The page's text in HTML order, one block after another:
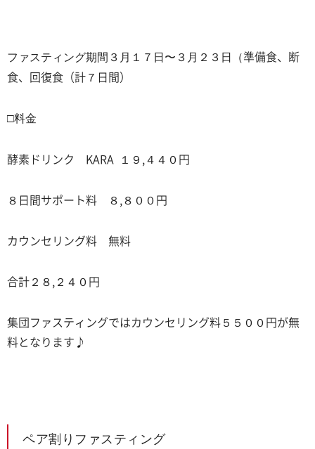
ファスティング期間３月１７日〜３月２３日（準備食、断
食、回復食（計７日間）
□料金
酵素ドリンク KARA １９,４４０円
８日間サポート料 ８,８００円
カウンセリング料 無料
合計２８,２４０円
集団ファスティングではカウンセリング料５５００円が無
料となります♪
ペア割りファスティング